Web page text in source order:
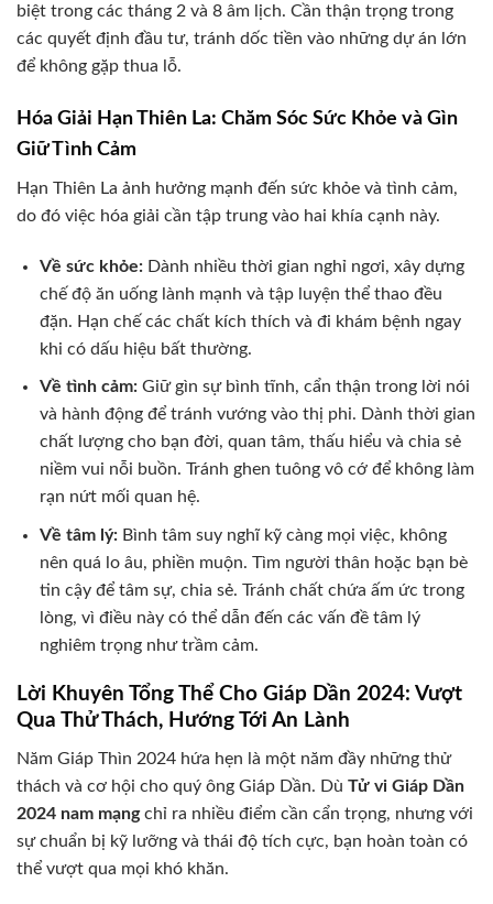
biệt trong các tháng 2 và 8 âm lịch. Cần thận trọng trong
các quyết định đầu tư, tránh dốc tiền vào những dự án lớn
để không gặp thua lỗ.
Hóa Giải Hạn Thiên La: Chăm Sóc Sức Khỏe và Gìn
Giữ Tình Cảm
Hạn Thiên La ảnh hưởng mạnh đến sức khỏe và tình cảm,
do đó việc hóa giải cần tập trung vào hai khía cạnh này.
Về sức khỏe:Dành nhiều thời gian nghỉ ngơi, xây dựng
chế độ ăn uống lành mạnh và tập luyện thể thao đều
đặn. Hạn chế các chất kích thích và đi khám bệnh ngay
khi có dấu hiệu bất thường.
Về tình cảm:Giữ gìn sự bình tĩnh, cẩn thận trong lời nói
và hành động để tránh vướng vào thị phi. Dành thời gian
chất lượng cho bạn đời, quan tâm, thấu hiểu và chia sẻ
niềm vui nỗi buồn. Tránh ghen tuông vô cớ để không làm
rạn nứt mối quan hệ.
Về tâm lý:Bình tâm suy nghĩ kỹ càng mọi việc, không
nên quá lo âu, phiền muộn. Tìm người thân hoặc bạn bè
tin cậy để tâm sự, chia sẻ. Tránh chất chứa ấm ức trong
lòng, vì điều này có thể dẫn đến các vấn đề tâm lý
nghiêm trọng như trầm cảm.
Lời Khuyên Tổng Thể Cho Giáp Dần 2024: Vượt
Qua Thử Thách, Hướng Tới An Lành
Năm Giáp Thìn 2024 hứa hẹn là một năm đầy những thử
thách và cơ hội cho quý ông Giáp Dần. Dù Tử vi Giáp Dần
2024 nam mạngchỉ ra nhiều điểm cần cẩn trọng, nhưng với
sự chuẩn bị kỹ lưỡng và thái độ tích cực, bạn hoàn toàn có
thể vượt qua mọi khó khăn.